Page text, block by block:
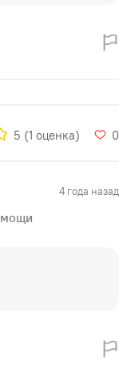
5 (1 оценка) 0
4 года назад